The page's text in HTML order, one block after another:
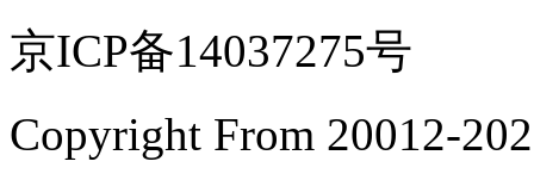
京ICP备14037275号
Copyright From 20012-